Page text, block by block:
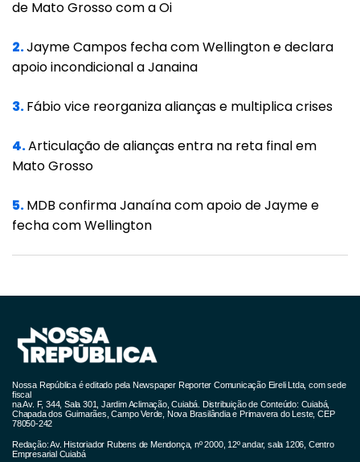
a superação da situação de crise
permitir a manutenção da fonte produtora,
do emprego dos trabalhadores e dos
interesses dos credores, preservando a
atividade econômica.
constitui um procedimento de renegociação
de dívidas entre devedor e seus credores
através de diversos meios de recuperação
como é o caso de concessão de prazos e
condições especiais para pagamento das
obrigações vencidas ou vincendas e venda
parcial dos bens, que podem ser
desenvolvidos com o auxílio da mediação ou
da conciliação.
de Mato Grosso com a Oi
2.Jayme Campos fecha com Wellington e declara
apoio incondicional a Janaina
3.Fábio vice reorganiza alianças e multiplica crises
4.Articulação de alianças entra na reta final em
Mato Grosso
5.MDB confirma Janaína com apoio de Jayme e
fecha com Wellington
Nossa República é editado pela Newspaper Reporter Comunicação Eireli Ltda, com sede
fiscal
na Av. F, 344, Sala 301, Jardim Aclimação, Cuiabá. Distribuição de Conteúdo: Cuiabá,
Chapada dos Guimarães, Campo Verde, Nova Brasilândia e Primavera do Leste, CEP
78050-242
Redação: Av. Historiador Rubens de Mendonça, nº 2000, 12º andar, sala 1206, Centro
Empresarial Cuiabá